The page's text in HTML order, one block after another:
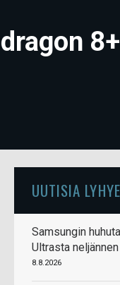
UUTISIA
Samsungin
Ultrasta
8.8.2026